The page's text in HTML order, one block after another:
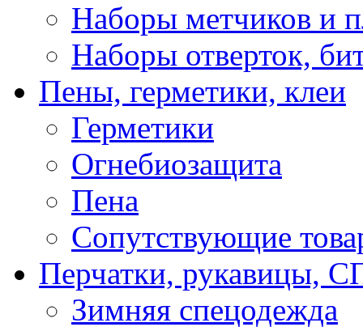
Наборы метчиков и
Наборы отверток,
Пены, герметики, клеи
Герметики
Огнебиозащита
Пена
Сопутствующие
Перчатки,
Зимняя спецодежда